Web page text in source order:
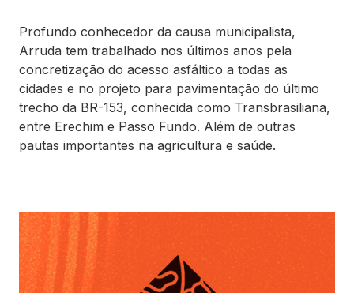
Profundo conhecedor da causa municipalista,
Arruda tem trabalhado nos últimos anos pela
concretização do acesso asfáltico a todas as
cidades e no projeto para pavimentação do último
trecho da BR-153, conhecida como Transbrasiliana,
entre Erechim e Passo Fundo. Além de outras
pautas importantes na agricultura e saúde.